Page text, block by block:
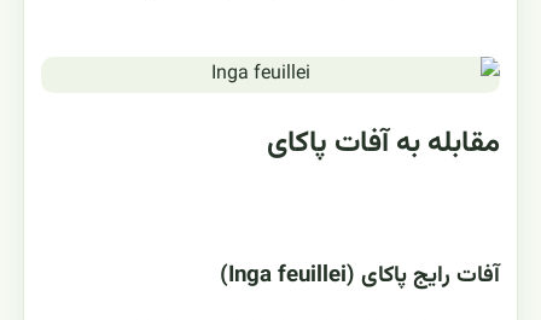
مقابله به آفات پاکای
آفات رایج پاکای (Inga feuillei)